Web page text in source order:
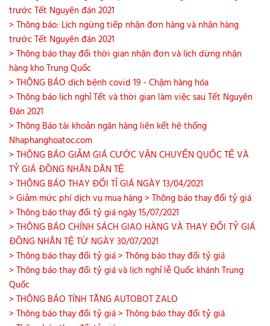
trước Tết Nguyên đán 2021
> Thông báo: Lịch ngừng tiếp nhận đơn hàng và nhận hàng
trước Tết Nguyên đán 2021
> Thông báo thay đổi thời gian nhận đơn và lịch dừng nhận
hàng kho Trung Quốc
> THÔNG BÁO dịch bệnh covid 19 - Chậm hàng hóa
> Thông báo lịch nghỉ Tết và thời gian làm việc sau Tết Nguyên
Đán 2021
> Thông Báo tài khoản ngân hàng liên kết hệ thống
Nhaphanghoatoc.com
> THÔNG BÁO GIẢM GIÁ CƯỚC VẬN CHUYỂN QUỐC TẾ VÀ
TỶ GIÁ ĐỒNG NHÂN DÂN TỆ
> THÔNG BÁO THAY ĐỔI TỈ GIÁ NGÀY 13/04/2021
> Giảm mức phí dịch vụ mua hàng> Thông báo thay đổi tỷ giá
> Thông báo thay đổi tỷ giá ngày 15/07/2021
> THÔNG BÁO CHÍNH SÁCH GIAO HÀNG VÀ THAY ĐỔI TỶ GIÁ
ĐỒNG NHÂN TỆ TỪ NGÀY 30/07/2021
> Thông báo thay đổi tỷ giá> Thông báo thay đổi tỷ giá
> Thông báo thay đổi tỷ giá và lịch nghỉ lễ Quốc khánh Trung
Quốc
> THÔNG BÁO TÍNH TĂNG AUTOBOT ZALO
> Thông báo thay đổi tỷ giá> Thông báo thay đổi tỷ giá